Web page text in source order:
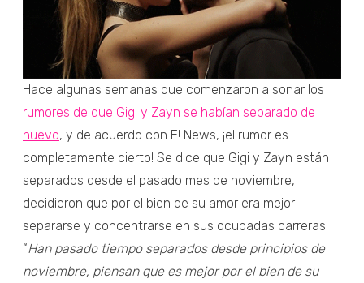
Hace algunas semanas que comenzaron a sonar los
rumores de que Gigi y Zayn se habían separado de
nuevo, y de acuerdo con E! News, ¡el rumor es
completamente cierto! Se dice que Gigi y Zayn están
separados desde el pasado mes de noviembre,
decidieron que por el bien de su amor era mejor
separarse y concentrarse en sus ocupadas carreras:
“Han pasado tiempo separados desde principios de
noviembre, piensan que es mejor por el bien de su